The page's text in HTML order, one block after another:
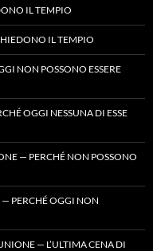
IL TEMPIO
IL TEMPIO
NON POSSONO ESSERE
OGGI NESSUNA DI ESSE
— PERCHÉ NON POSSONO
— PERCHÉ OGGI NON
— L’ULTIMA CENA DI